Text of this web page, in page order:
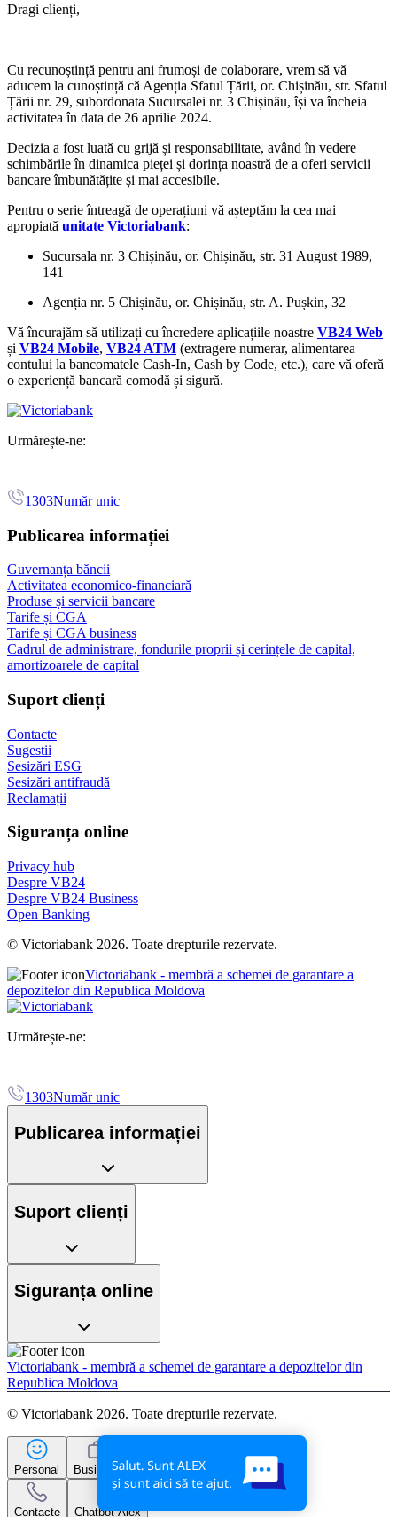
Dragi clienți,
Cu recunoștință pentru ani frumoși de colaborare, vrem să vă
aducem la cunoștință că Agenția Sfatul Țării, or. Chișinău, str. Sfatul
Țării nr. 29, subordonata Sucursalei nr. 3 Chișinău, își va încheia
activitatea în data de 26 aprilie 2024.
Decizia a fost luată cu grijă și responsabilitate, având în vedere
schimbările în dinamica pieței și dorința noastră de a oferi servicii
bancare îmbunătățite și mai accesibile.
Pentru o serie întreagă de operațiuni vă așteptăm la cea mai
apropiată unitate Victoriabank:
Sucursala nr. 3 Chișinău, or. Chișinău, str. 31 August 1989,
141
Agenția nr. 5 Chișinău, or. Chișinău, str. A. Pușkin, 32
Vă încurajăm să utilizați cu încredere aplicațiile noastre VB24 Web
și VB24 Mobile, VB24 ATM (extragere numerar, alimentarea
contului la bancomatele Cash-In, Cash by Code, etc.), care vă oferă
o experiență bancară comodă și sigură.
Urmărește-ne:
1303Număr unic
Publicarea informației
Guvernanța băncii
Activitatea economico-financiară
Produse și servicii bancare
Tarife și CGA
Tarife și CGA business
Cadrul de administrare, fondurile proprii și cerințele de capital,
amortizoarele de capital
Suport clienți
Contacte
Sugestii
Sesizări ESG
Sesizări antifraudă
Reclamații
Siguranța online
Privacy hub
Despre VB24
Despre VB24 Business
Open Banking
© Victoriabank 2026. Toate drepturile rezervate.
Victoriabank - membră a schemei de garantare a
depozitelor din Republica Moldova
Urmărește-ne:
1303Număr unic
Publicarea informației
Suport clienți
Siguranța online
Victoriabank - membră a schemei de garantare a depozitelor din
Republica Moldova
© Victoriabank 2026. Toate drepturile rezervate.
Personal Business
Contacte Chatbot Alex